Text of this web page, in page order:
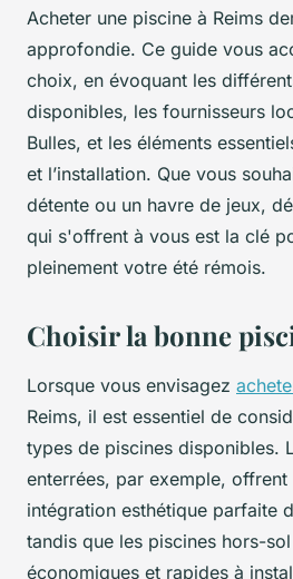
Acheter une piscine à Reims
approfondie. Ce guide vous
choix, en évoquant les
disponibles, les fournisseurs
Bulles, et les éléments
et l’installation. Que vous
détente ou un havre de jeux,
qui s'offrent à vous est la clé
pleinement votre été rémois.
Choisir la bonne
Lorsque vous envisagez
Reims, il est essentiel de
types de piscines disponibles.
enterrées, par exemple,
intégration esthétique parfaite
tandis que les piscines hors-
économiques et rapides à